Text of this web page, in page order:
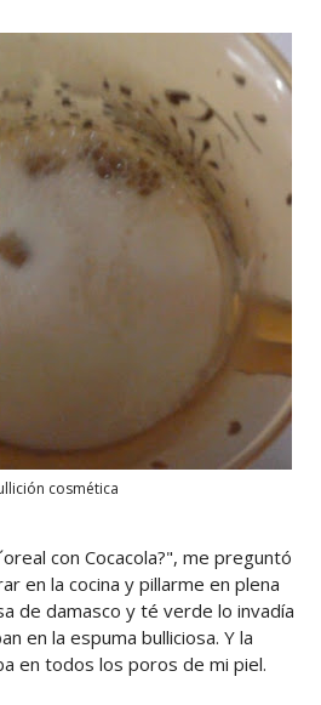
cosmética
con Cocacola?", me preguntó
en la cocina y pillarme en plena
de damasco y té verde lo invadía
en la espuma bulliciosa. Y la
en todos los poros de mi piel.